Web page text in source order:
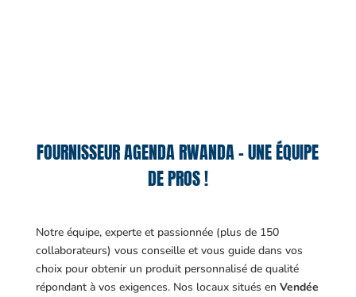
FOURNISSEUR AGENDA RWANDA – UNE ÉQUIPE
DE PROS !
Notre équipe, experte et passionnée (plus de 150
collaborateurs) vous conseille et vous guide dans vos
choix pour obtenir un produit personnalisé de qualité
répondant à vos exigences. Nos locaux situés en Vendée